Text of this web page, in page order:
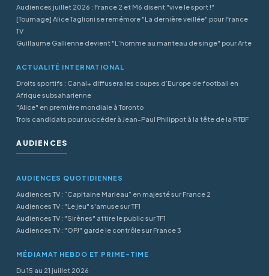
Audiences juillet 2026 : France 2 et M6 disent "vive le sport !"
[Tournage] Alice Taglioni se remémore "La dernière veillée" pour France
TV
Guillaume Gallienne devient "L’homme au manteau de singe" pour Arte
ACTUALITÉ INTERNATIONAL
Droits sportifs : Canal+ diffusera les coupes d’Europe de football en
Afrique subsaharienne
"Alice" en première mondiale à Toronto
Trois candidats pour succéder à Jean-Paul Philippot à la tête de la RTBF
AUDIENCES
AUDIENCES QUOTIDIENNES
Audiences TV : “Capitaine Marleau” en majesté sur France 2
Audiences TV : "Le jeu" s'amuse sur TF1
Audiences TV : "Sirènes" attire le public sur TF1
Audiences TV : "OPJ" garde le contrôle sur France 3
MÉDIAMAT HEBDO ET PRIME-TIME
Du 15 au 21 juillet 2026